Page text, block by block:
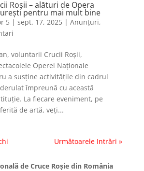
Roșii – alături de Opera
pentru mai mult bine
5| sept. 17, 2025| Anunțuri,
voluntarii Crucii Roșii,
Operei Naționale
a susține activitățile din cadrul
împreună cu această
La fiecare eveniment, pe
de artă, veți...
Următoarele Intrări »
de Cruce Roşie din România